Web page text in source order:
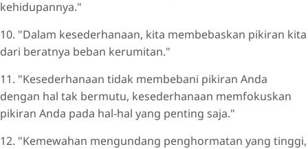
kehidupannya."
10. "Dalam kesederhanaan, kita membebaskan pikiran kita
dari beratnya beban kerumitan."
11. "Kesederhanaan tidak membebani pikiran Anda
dengan hal tak bermutu, kesederhanaan memfokuskan
pikiran Anda pada hal-hal yang penting saja."
12. "Kemewahan mengundang penghormatan yang tinggi,